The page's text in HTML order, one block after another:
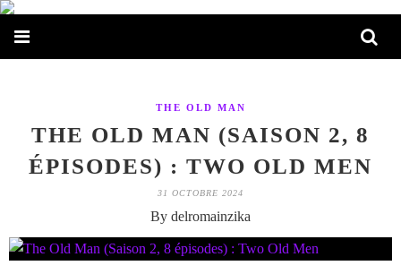
THE OLD MAN
THE OLD MAN (SAISON 2, 8
ÉPISODES) : TWO OLD MEN
31 OCTOBRE 2024
By delromainzika